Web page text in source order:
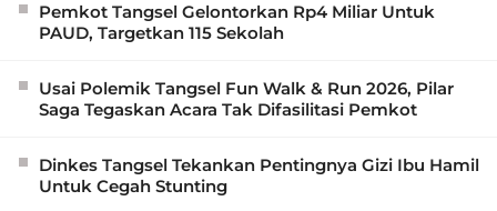
Pemkot Tangsel Gelontorkan Rp4 Miliar Untuk
PAUD, Targetkan 115 Sekolah
Usai Polemik Tangsel Fun Walk & Run 2026, Pilar
Saga Tegaskan Acara Tak Difasilitasi Pemkot
Dinkes Tangsel Tekankan Pentingnya Gizi Ibu Hamil
Untuk Cegah Stunting